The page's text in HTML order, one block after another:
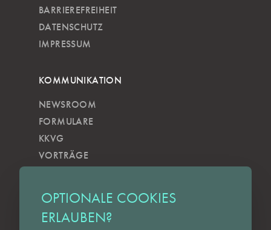
OPTIONALE COOKIES
ERLAUBEN?
BARRIEREFREIHEIT
DATENSCHUTZ
IMPRESSUM
KOMMUNIKATION
NEWSROOM
FORMULARE
KKVG
VORTRÄGE
ZILKENS NEWSBLOG
NEWSLETTER